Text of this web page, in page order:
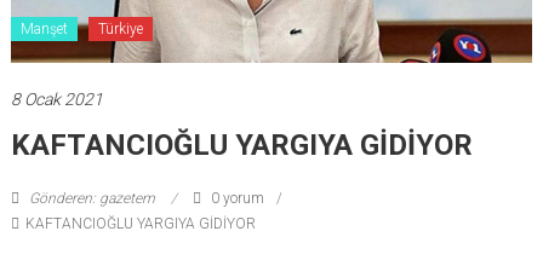
Manşet Türkiye
8 Ocak 2021
KAFTANCIOĞLU YARGIYA GİDİYOR
Gönderen: gazetem
0 yorum
KAFTANCIOĞLU YARGIYA GİDİYOR